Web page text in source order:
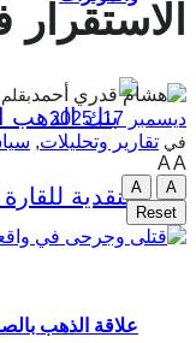
علاقة الذهب
بقلم
ديسمبر 17, 2025
في تقارير وتحليلات,
AA
A
A
Reset